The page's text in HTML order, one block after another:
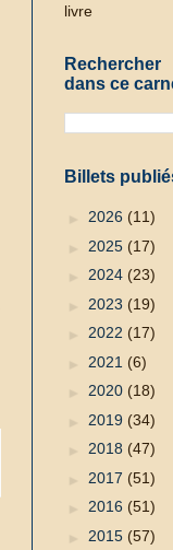
livre
Rechercher
dans ce
Billets
► 2026 (11)
► 2025 (17)
► 2024 (23)
► 2023 (19)
► 2022 (17)
► 2021 (6)
► 2020 (18)
► 2019 (34)
► 2018 (47)
► 2017 (51)
► 2016 (51)
► 2015 (57)